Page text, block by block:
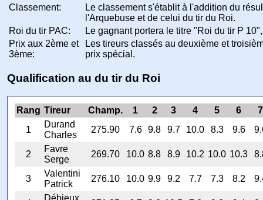
Classement:
Le classement s'établit à l'addition du
l'Arquebuse et de celui du tir du Roi.
Roi du tir PAC:
Le gagnant portera le titre "Roi du tir P
Prix aux 2ème et
3ème:
Les tireurs classés au deuxième et
prix spécial.
Qualification au du tir du Roi
Rang Tireur Champ. 1 2 3 4 5 6
7
1
Durand
Charles
275.90 7.6 9.8 9.7 10.0 8.3 9.6
2
Favre
Serge
269.70 10.0 8.8 8.9 10.2 10.0 10.3
3
Valentini
Patrick
276.10 10.0 9.9 9.2 7.7 7.3 8.2
Débieux